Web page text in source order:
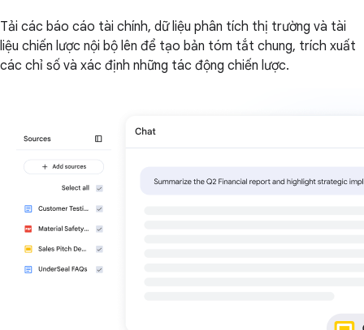
Tải các báo cáo tài chính, dữ liệu phân tích thị trường và tài
liệu chiến lược nội bộ lên để tạo bản tóm tắt chung, trích xuất
các chỉ số và xác định những tác động chiến lược.